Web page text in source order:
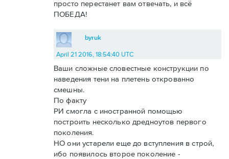
просто перестанет вам отвечать, и всё
ПОБЕДА!
byruk
April 21 2016, 18:54:40 UTC
Ваши сложные словестные конструкции по
наведения тени на плетень открованно
смешны.
По факту
РИ смогла с иностранной помощью
построить несколько дредноутов первого
поколения.
НО они устарели еще до вступления в строй,
ибо появилось второе поколение -